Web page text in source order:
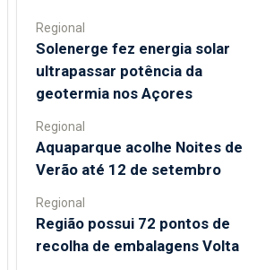
Regional
Solenerge fez energia solar
ultrapassar potência da
geotermia nos Açores
Regional
Aquaparque acolhe Noites de
Verão até 12 de setembro
Regional
Região possui 72 pontos de
recolha de embalagens Volta